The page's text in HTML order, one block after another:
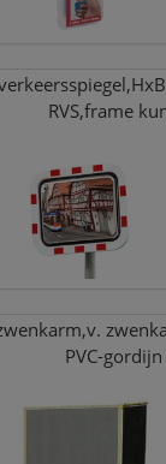
RVS,frame
v.
PVC-